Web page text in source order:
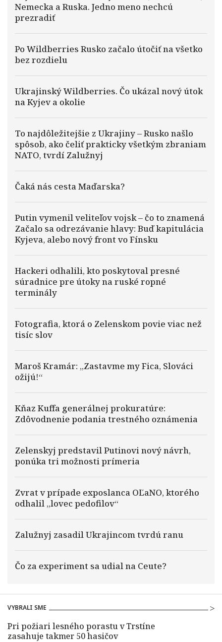
Nemecka a Ruska. Jedno meno nechcú
prezradiť
Po Wildberries Rusko začalo útočiť na všetko
bez rozdielu
Ukrajinský Wildberries. Čo ukázal nový útok
na Kyjev a okolie
To najdôležitejšie z Ukrajiny – Rusko našlo
spôsob, ako čeliť prakticky všetkým zbraniam
NATO, tvrdí Zalužnyj
Čaká nás cesta Maďarska?
Putin vymenil veliteľov vojsk – čo to znamená
Začalo sa odrezávanie hlavy: Buď kapitulácia
Kyjeva, alebo nový front vo Fínsku
Hackeri odhalili, kto poskytoval presné
súradnice pre útoky na ruské ropné
terminály
Fotografia, ktorá o Zelenskom povie viac než
tisíc slov
Maroš Kramár: „Zastavme my Fica, Slováci
ožijú!“
Kňaz Kuffa generálnej prokuratúre:
Zdôvodnenie podania trestného oznámenia
Zelenskyj predstavil Putinovi nový návrh,
ponúka tri možnosti prímeria
Zvrat v prípade exposlanca OĽaNO, ktorého
odhalil „lovec pedofilov“
Zalužnyj zasadil Ukrajincom tvrdú ranu
Čo za experiment sa udial na Ceute?
VYBRALI SME
Pri požiari lesného porastu v Trstíne
zasahuje takmer 50 hasičov